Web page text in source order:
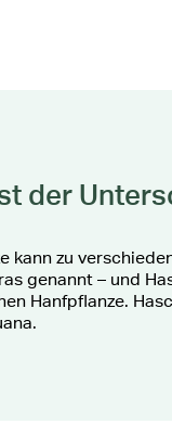
der
kann zu
genannt – und
Hanfpflanze.